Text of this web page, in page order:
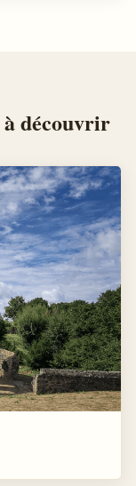
à découvrir